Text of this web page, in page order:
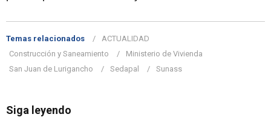
Temas relacionados
ACTUALIDAD
Construcción y Saneamiento
Ministerio de Vivienda
San Juan de Lurigancho
Sedapal Sunass
Siga leyendo